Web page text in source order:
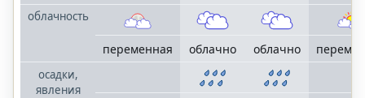
облачность
осадки,
явления
переменная облачно облачно